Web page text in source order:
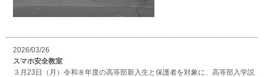
2026/03/26
スマホ安全教室
３月23日（月）令和８年度の高等部新入生と保護者を対象に、高等部入学説